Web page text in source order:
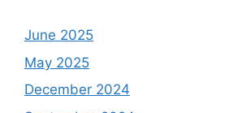
June 2025
May 2025
December 2024